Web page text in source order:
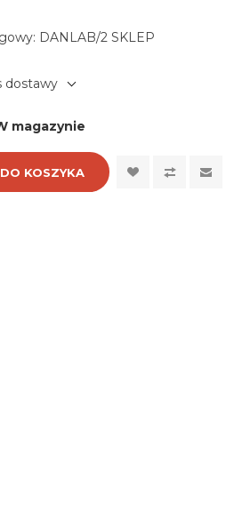
DANLAB/2 SKLEP
dostawy
magazynie
DO KOSZYKA